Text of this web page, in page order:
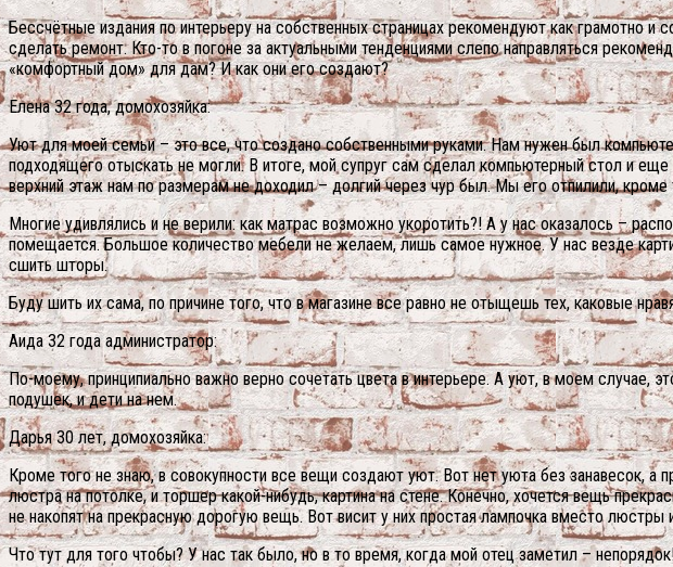
Бессчётные издания по интерьеру на собственных страницах рекомендуют как грамотно и
сделать ремонт. Кто-то в погоне за актуальными тенденциями слепо направляться
«комфортный дом» для дам? И как они его создают?
Елена 32 года, домохозяйка:
Уют для моей семьи – это все, что создано собственными руками. Нам нужен был
подходящего отыскать не могли.В итоге, мой супруг сам сделал компьютерный стол и
верхний этаж нам по размерам не доходил – долгий через чур был. Мы его отпилили, кроме
Многие удивлялись и не верили: как матрас возможно укоротить?! А у нас оказалось –
помещается. Большое количество мебели не желаем, лишь самое нужное. У нас везде
сшить шторы.
Буду шить их сама, по причине того, что в магазине все равно не отыщешь тех, каковые
Аида 32 года администратор:
По-моему, принципиально важно верно сочетать цвета в интерьере. А уют, в моем случае,
подушек, и дети на нем.
Дарья 30 лет, домохозяйка:
Кроме того не знаю, в совокупности все вещи создают уют. Вот нет уюта без занавесок, а
люстра на потолке, и торшер какой-нибудь, картина на стене. Конечно, хочется вещь
не накопят на прекрасную дорогую вещь. Вот висит у них простая лампочка вместо люстры
Что тут для того чтобы? У нас так было, но в то время, когда мой отец заметил –